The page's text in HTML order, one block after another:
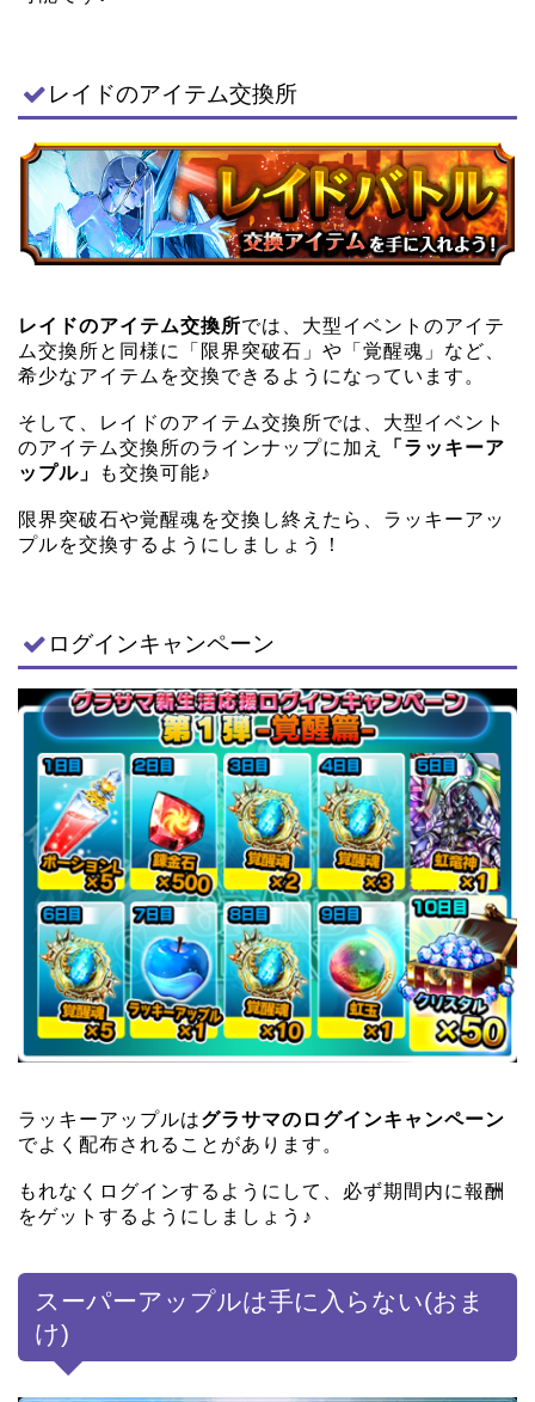
レイドのアイテム交換所
レイドのアイテム交換所では、大型イベントのアイテ
ム交換所と同様に「限界突破石」や「覚醒魂」など、
希少なアイテムを交換できるようになっています。
そして、レイドのアイテム交換所では、大型イベント
のアイテム交換所のラインナップに加え
「ラッキーア
ップル」
も交換可能♪
限界突破石や覚醒魂を交換し終えたら、ラッキーアッ
プルを交換するようにしましょう！
ログインキャンペーン
ラッキーアップルはグラサマのログインキャンペーン
でよく配布されることがあります。
もれなくログインするようにして、必ず期間内に報酬
をゲットするようにしましょう♪
スーパーアップルは手に入らない(おま
け)